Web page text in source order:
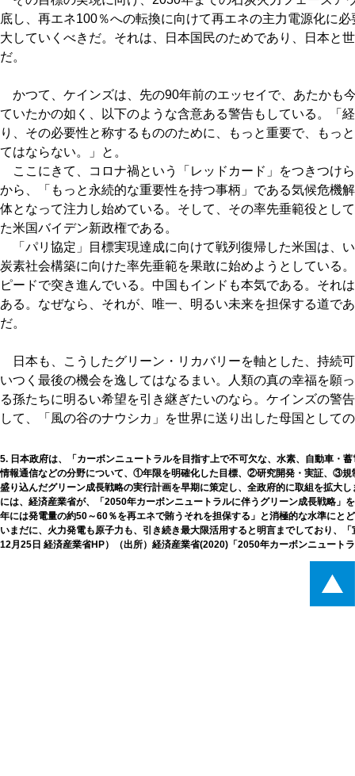
底し、再エネ100％への転換に向けて再エネの主力電源化に
大していくべきだ。それは、日本国民のためであり、日本と
だ。
かつて、ケインズは、先の90年前のエッセイで、あたかも
ていたかの如く、以下のような含意ある警告もしている。「
り、その必要性と称するもののために、もっと重要で、もっ
てはならない。」と。
ここにきて、コロナ禍という「レッドカード」をつきつけ
から、「もっと永続的な重要性を持つ事柄」である気候危機
体となって注力し始めている。そして、その率先垂範役とし
た米国バイデン新政権である。
「パリ協定」目標実現達成に向けて戦列復帰した米国は、
炭素社会構築に向けた率先垂範を果敢に始めようとしている
ピードで突き進んでいる。中国もインドも本気である。それ
ある。なぜなら、それが、唯一、明るい未来を担保する道で
だ。
日本も、こうしたグリーン・リカバリーを軸とした、持続
いつく最後の機会を逸してはなるまい。人類の真の幸福を願
る孫たちに明るい希望を引き継ぎたいのなら。ケインズの警
して、「風の谷のナウシカ」を世界に送り出した母国として
5. 日本政府は、「カーボンニュートラルを目指す上で不可欠な、水素、自動車・
情報通信などの分野について、①年限を明確化した目標、②研究開発・実証、③
盛り込んだグリーン成長戦略の実行計画を早期に策定し、全政府的に取組を拡大
には、経済産業省が、「2050年カーボンニュートラルに伴うグリーン成長戦略」
年には発電量の約50～60％を再エネで賄うそれを担保する」と消極的な水準にと
いまだに、火力発電も原子力も、引き続き最大限活用すると明言までしており、
12月25日 経済産業省HP）（出所）経済産業省(2020)「2050年カーボンニュート